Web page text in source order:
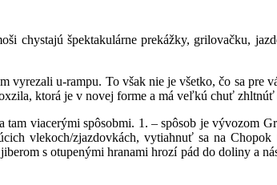
chystajú špektakulárne prekážky, grilovačku,
vyrezali u-rampu. To však nie je všetko, čo sa pre
ktorá je v novej forme a má veľkú chuť zhltnúť
viacerými spôsobmi. 1. – spôsob je vývozom
vlekoch/zjazdovkách, vytiahnuť sa na
s otupenými hranami hrozí pád do doliny a